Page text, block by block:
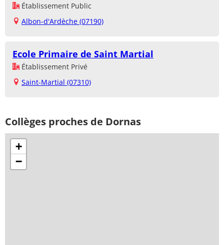
Établissement Public
Albon-d'Ardèche (07190)
Ecole Primaire de Saint Martial
Établissement Privé
Saint-Martial (07310)
Collèges proches de Dornas
+
−